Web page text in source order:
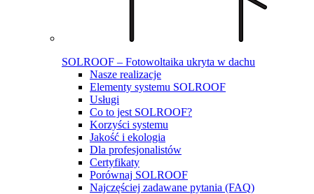
SOLROOF – Fotowoltaika ukryta w dachu
Nasze realizacje
Elementy systemu SOLROOF
Usługi
Co to jest SOLROOF?
Korzyści systemu
Jakość i ekologia
Dla profesjonalistów
Certyfikaty
Porównaj SOLROOF
Najczęściej zadawane pytania (FAQ)